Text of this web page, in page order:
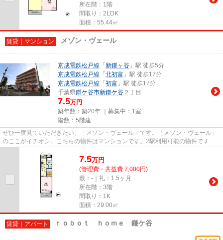
所在階：1階
間取り：2LDK
面積：55.44㎡
賃貸｜マンション メゾン・ヴェール
京成電鉄松戸線 「 新鎌ヶ谷 」駅 徒歩5分
京成電鉄松戸線 「 北初富 」駅 徒歩17分
京成電鉄松戸線 「 初富 」駅 徒歩17分
千葉県鎌ケ谷市新鎌ケ谷 ２丁目
7.5万円
築年数：築20年 ｜募集中： 1室
階数：5階建
ぜひ一度見ていただきたい、「メゾン・ヴェール」です。「メゾン・ヴェール」
のここがイチオシ。こちらの物件はマンションです。2駅利用可能の物件です。
7.5万円
(管理費・共益費 7,000円)
敷：-｜礼：1.5ヶ月
所在階：3階
間取り：1K
面積：29.00㎡
賃貸｜アパート ｒｏｂｏｔ ｈｏｍｅ 鎌ケ谷